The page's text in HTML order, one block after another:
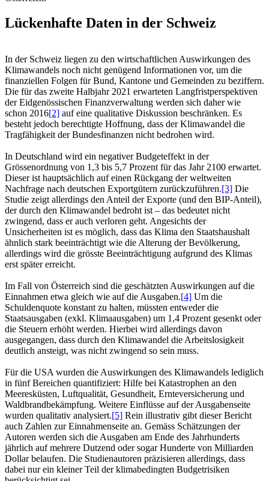
Lückenhafte Daten in der Schweiz
In der Schweiz liegen zu den wirtschaftlichen Auswirkungen des
Klimawandels noch nicht genügend Informationen vor, um die
finanziellen Folgen für Bund, Kantone und Gemeinden zu beziffern.
Die für das zweite Halbjahr 2021 erwarteten Langfristperspektiven
der Eidgenössischen Finanzverwaltung werden sich daher wie
schon 2016[2] auf eine qualitative Diskussion beschränken. Es
besteht jedoch berechtigte Hoffnung, dass der Klimawandel die
Tragfähigkeit der Bundesfinanzen nicht bedrohen wird.
In Deutschland wird ein negativer Budgeteffekt in der
Grössenordnung von 1,3 bis 5,7 Prozent für das Jahr 2100 erwartet.
Dieser ist hauptsächlich auf einen Rückgang der weltweiten
Nachfrage nach deutschen Exportgütern zurückzuführen.[3] Die
Studie zeigt allerdings den Anteil der Exporte (und den BIP-Anteil),
der durch den Klimawandel bedroht ist – das bedeutet nicht
zwingend, dass er auch verloren geht. Angesichts der
Unsicherheiten ist es möglich, dass das Klima den Staatshaushalt
ähnlich stark beeinträchtigt wie die Alterung der Bevölkerung,
allerdings wird die grösste Beeinträchtigung aufgrund des Klimas
erst später erreicht.
Im Fall von Österreich sind die geschätzten Auswirkungen auf die
Einnahmen etwa gleich wie auf die Ausgaben.[4] Um die
Schuldenquote konstant zu halten, müssten entweder die
Staatsausgaben (exkl. Klimaausgaben) um 1,4 Prozent gesenkt oder
die Steuern erhöht werden. Hierbei wird allerdings davon
ausgegangen, dass durch den Klimawandel die Arbeitslosigkeit
deutlich ansteigt, was nicht zwingend so sein muss.
Für die USA wurden die Auswirkungen des Klimawandels lediglich
in fünf Bereichen quantifiziert: Hilfe bei Katastrophen an den
Meeresküsten, Luftqualität, Gesundheit, Ernteversicherung und
Waldbrandbekämpfung. Weitere Einflüsse auf der Ausgabenseite
wurden qualitativ analysiert.[5] Rein illustrativ gibt dieser Bericht
auch Zahlen zur Einnahmenseite an. Gemäss Schätzungen der
Autoren werden sich die Ausgaben am Ende des Jahrhunderts
jährlich auf mehrere Dutzend oder sogar Hunderte von Milliarden
Dollar belaufen. Die Studienautoren präzisieren allerdings, dass
dabei nur ein kleiner Teil der klimabedingten Budgetrisiken